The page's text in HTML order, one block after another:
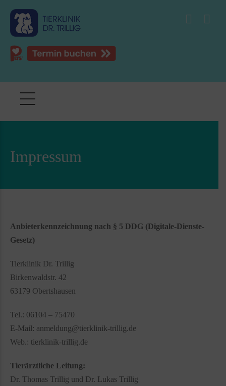
Impressum
Anbieterkennzeichnung nach § 5 DDG (Digitale-Dienste-
Gesetz)
Tierklinik Dr. Trillig
Birkenwaldstr. 42
63179 Obertshausen
Tel.: 06104 – 75470
E-Mail: anmeldung@tierklinik-trillig.de
Web.: tierklinik-trillig.de
Tierärztliche Leitung:
Dr. Thomas Trillig und Dr. Lukas Trillig